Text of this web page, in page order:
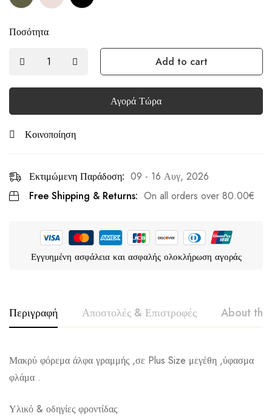
Ποσότητα
Add to cart
Αγορά Τώρα
Κοινοποίηση
Εκτιμώμενη Παράδοση: 09 - 16 Αυγ, 2026
Free Shipping & Returns: On all orders over 80.00€
Εγγυημένη ασφάλεια και ασφαλής ολοκλήρωση αγοράς
Περιγραφή Αποστολές & Επιστροφές About
Μακρύ φόρεμα άλφα γραμμής ,σε Plus Size μεγέθη ,ύφασμα
φλάμα .
Υλικό & οδηγίες φροντίδας
VOICE